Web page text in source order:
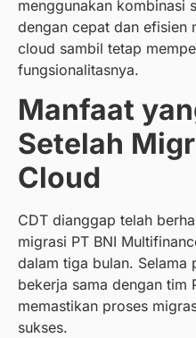
menggunakan kombinasi
dengan cepat dan efisien
cloud sambil tetap
fungsionalitasnya.
Manfaat
Setelah
Cloud
CDT dianggap telah
migrasi PT BNI
dalam tiga bulan. Selama
bekerja sama dengan tim
memastikan proses
sukses.